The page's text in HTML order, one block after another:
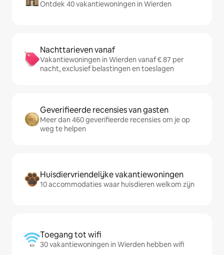
Ontdek 40 vakantiewoningen in Wierden
Nachttarieven vanaf
Vakantiewoningen in Wierden vanaf € 87 per
nacht, exclusief belastingen en toeslagen
Geverifieerde recensies van gasten
Meer dan 460 geverifieerde recensies om je op
weg te helpen
Huisdiervriendelijke vakantiewoningen
10 accommodaties waar huisdieren welkom zijn
Toegang tot wifi
30 vakantiewoningen in Wierden hebben wifi